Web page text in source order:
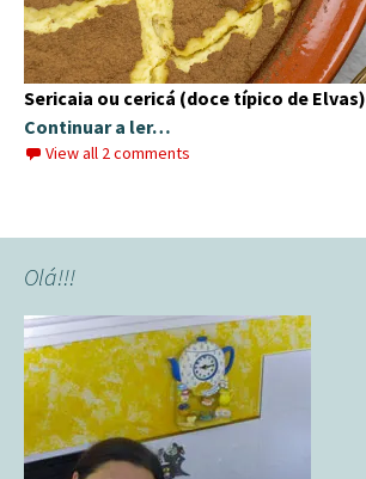
Sericaia ou cericá (doce típico de Elvas)
Continuar a ler…
View all 2 comments
Olá!!!